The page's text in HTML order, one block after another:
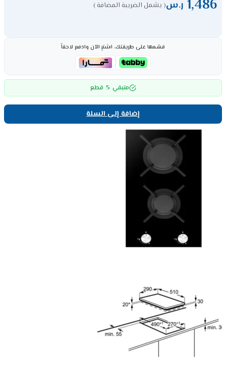
1,486 ر.س( يشمل الضريبة المضافة )
قسّمها على طريقتك، اشترِ الآن وادفع لاحقاً
متبقي 5 قطع
إضافة إلى السلة